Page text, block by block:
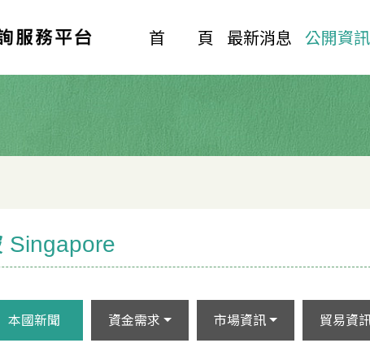
首 頁 最新消息 公開資訊
Singapore
本國新聞 資金需求 市場資訊 貿易資